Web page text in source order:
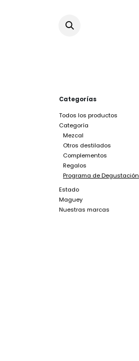
Categorías
Todos los productos
Categoría
Mezcal
Otros destilados
Complementos
Regalos
Programa de Degustación
Estado
Maguey
Nuestras marcas